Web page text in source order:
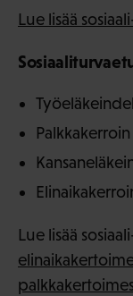
Lue lisää
Palkkakerroin
Lue lisää